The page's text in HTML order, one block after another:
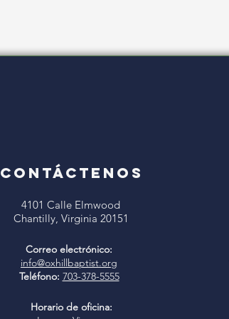
CONTÁCTENOS
4101 Calle Elmwood
Chantilly, Virginia 20151
Correo electrónico:
info@oxhillbaptist.org
Teléfono: 703-378-5555
Horario de oficina: